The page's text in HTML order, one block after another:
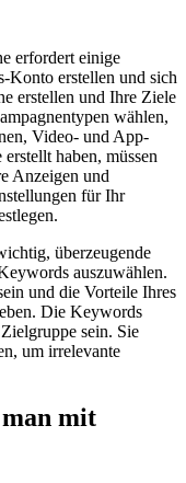
erfordert einige
Konto erstellen und sich
erstellen und Ihre Ziele
wählen,
Video- und App-
haben, müssen
Anzeigen und
für Ihr
überzeugende
auszuwählen.
und die Vorteile Ihres
Die Keywords
sein. Sie
um irrelevante
mit